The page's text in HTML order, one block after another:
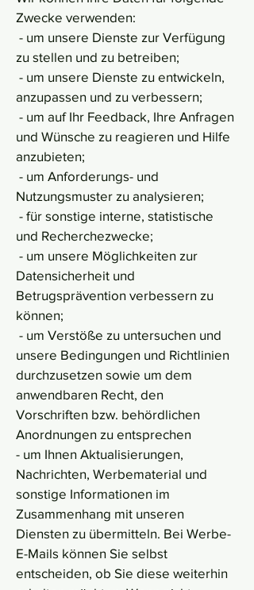
Zwecke verwenden:
- um unsere Dienste zur Verfügung
zu stellen und zu betreiben;
- um unsere Dienste zu entwickeln,
anzupassen und zu verbessern;
- um auf Ihr Feedback, Ihre Anfragen
und Wünsche zu reagieren und Hilfe
anzubieten;
- um Anforderungs- und
Nutzungsmuster zu analysieren;
- für sonstige interne, statistische
und Recherchezwecke;
- um unsere Möglichkeiten zur
Datensicherheit und
Betrugsprävention verbessern zu
können;
- um Verstöße zu untersuchen und
unsere Bedingungen und Richtlinien
durchzusetzen sowie um dem
anwendbaren Recht, den
Vorschriften bzw. behördlichen
Anordnungen zu entsprechen
- um Ihnen Aktualisierungen,
Nachrichten, Werbematerial und
sonstige Informationen im
Zusammenhang mit unseren
Diensten zu übermitteln. Bei Werbe-
E-Mails können Sie selbst
entscheiden, ob Sie diese weiterhin